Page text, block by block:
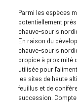
Parmi les espèces
potentiellement
chauve-souris
En raison du
chauve-souris
propice à proximité
utilisée pour
les sites de haute
feuillus et de
succession.